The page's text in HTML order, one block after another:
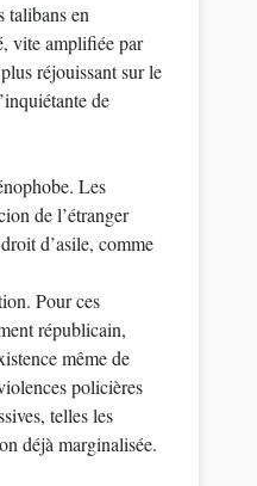
talibans en
vite amplifiée par
réjouissant sur le
de
Les
de l’étranger
d’asile, comme
Pour ces
républicain,
même de
policières
telles les
déjà marginalisée.